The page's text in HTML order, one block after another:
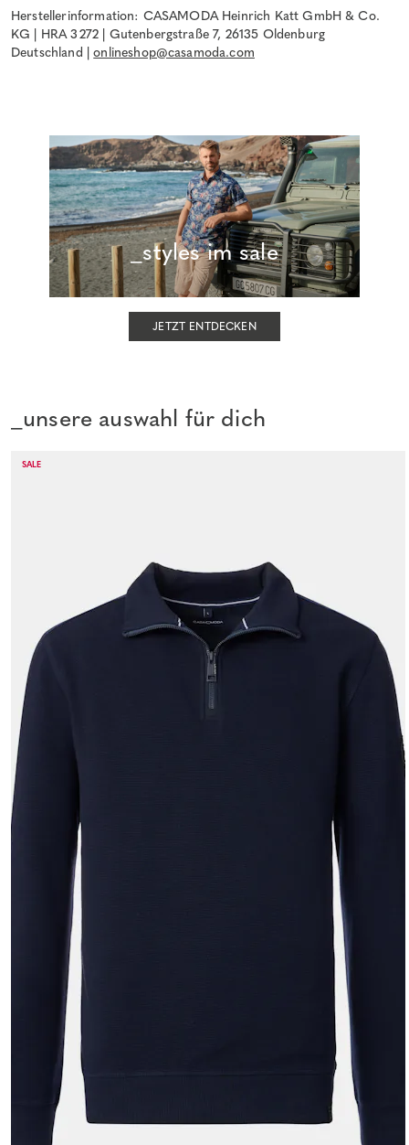
Herstellerinformation: CASAMODA Heinrich Katt GmbH & Co.
KG | HRA 3272 | Gutenbergstraße 7, 26135 Oldenburg
Deutschland |onlineshop@casamoda.com
_styles im sale
JETZT ENTDECKEN
_unsere auswahl für dich
SALE